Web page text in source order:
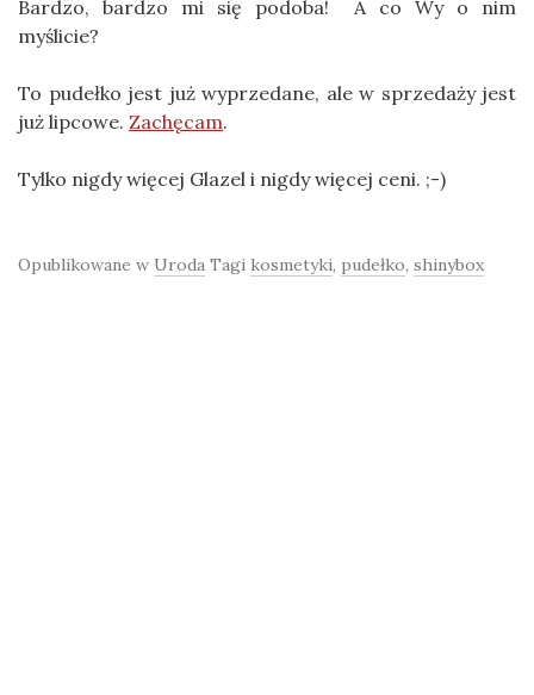
Bardzo, bardzo mi się podoba! A co Wy o nim
myślicie?
To pudełko jest już wyprzedane, ale w sprzedaży jest
już lipcowe. Zachęcam.
Tylko nigdy więcej Glazel i nigdy więcej ceni. ;-)
Opublikowane w Uroda Tagi kosmetyki, pudełko, shinybox